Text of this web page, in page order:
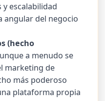
escalabilidad
angular del negocio
(hecho
a menudo se
marketing de
más poderoso
plataforma propia